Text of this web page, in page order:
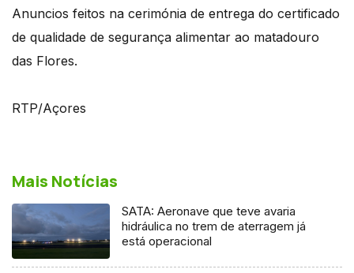
Anuncios feitos na cerimónia de entrega do certificado
de qualidade de segurança alimentar ao matadouro
das Flores.
RTP/Açores
Mais Notícias
SATA: Aeronave que teve avaria
hidráulica no trem de aterragem já
está operacional